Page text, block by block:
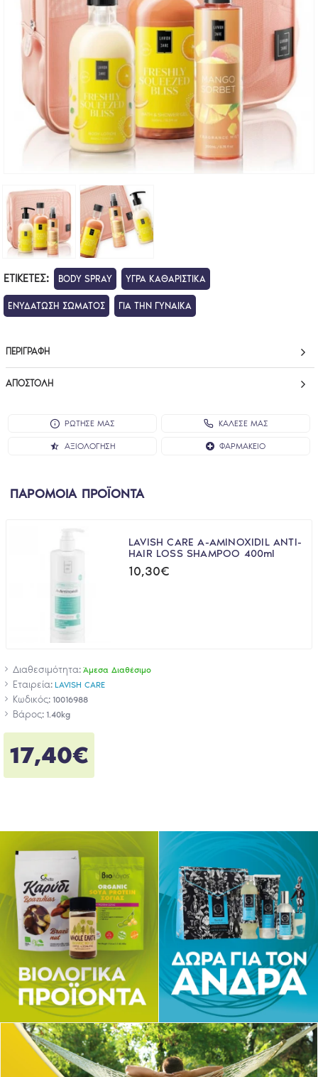
ΕΤΙΚΈΤΕΣ: BODY SPRAY ΥΓΡΑ ΚΑΘΑΡΙΣΤΙΚΑ
ΕΝΥΔΑΤΩΣΗ ΣΩΜΑΤΟΣ ΓΙΑ ΤΗΝ ΓΥΝΑΙΚΑ
ΠΕΡΙΓΡΑΦΉ
ΑΠΟΣΤΟΛΉ
ΡΩΤΗΣΕ ΜΑΣ ΚΑΛΕΣΕ ΜΑΣ
ΑΞΙΟΛΌΓΗΣΗ ΦΑΡΜΑΚΕΊΟ
ΠΑΡΟΜΟΙΑ ΠΡΟΪΟΝΤΑ
LAVISH CARE A-AMINOXIDIL ANTI-
HAIR LOSS SHAMPOO 400ml
10,30€
Διαθεσιμότητα: Άμεσα Διαθέσιμο
Εταιρεία: LAVISH CARE
Κωδικός: 10016988
Βάρος: 1.40kg
17,40€